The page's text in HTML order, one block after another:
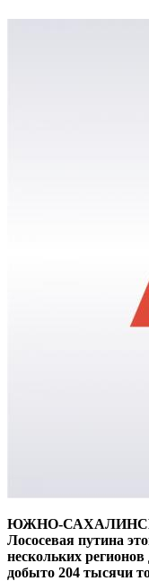
ЮЖНО-САХАЛИНСК,
Лососевая путина
нескольких
добыто 204 тысячи